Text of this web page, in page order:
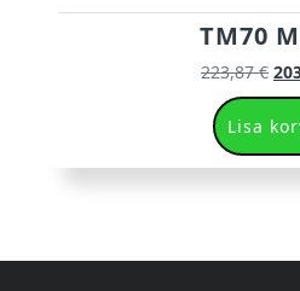
TM70
223,87€
Lisa